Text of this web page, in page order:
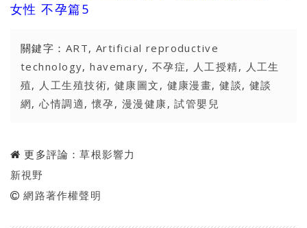
女性 不孕篇5
關鍵字： ART, Artificial reproductive
technology,havemary, 不孕症, 人工授精, 人工生
殖, 人工生殖技術, 健康圖文 , 健康漫畫,健談, 健談
網,心情調適,懷孕, 漫漫健康,試管嬰兒
更多評論：草根影響力
新視野
網路著作權聲明